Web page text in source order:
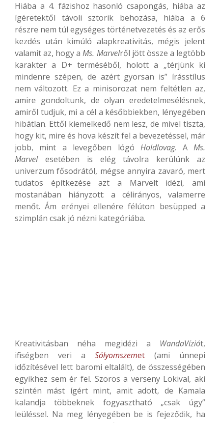
Hiába a 4. fázishoz hasonló csapongás, hiába az
ígéretektől távoli sztorik behozása, hiába a 6
részre nem túl egységes történetvezetés és az erős
kezdés után kimúló alapkreativitás, mégis jelent
valamit az, hogy aMs. Marvelről jött össze a legtöbb
karakter a D+ terméséből, holott a „térjünk ki
mindenre szépen, de azért gyorsan is” írásstílus
nem változott. Ez a minisorozat nem feltétlen az,
amire gondoltunk, de olyan eredetelmesélésnek,
amiről tudjuk, mi a cél a későbbiekben, lényegében
hibátlan. Ettől kiemelkedő nem lesz, de mivel tiszta,
hogy kit, mire és hova készít fel a bevezetéssel, már
jobb, mint a levegőben lógóHoldlovag. AMs.
Marvelesetében is elég távolra kerülünk az
univerzum fősodrától, mégse annyira zavaró, mert
tudatos építkezése azt a Marvelt idézi, ami
mostanában hiányzott: a célirányos, valamerre
menőt. Ám erényei ellenére félúton besüpped a
szimplán csak jó nézni kategóriába.
Kreativitásban néha megidézi a WandaVíziót,
ifiségben veri a Sólyomszemet (ami ünnepi
időzítésével lett baromi eltalált), de összességében
egyikhez sem ér fel. Szoros a verseny Lokival, aki
szintén mást ígért mint, amit adott, de Kamala
kalandja többeknek fogyasztható „csak úgy”
leüléssel. Na meg lényegében be is fejeződik, ha